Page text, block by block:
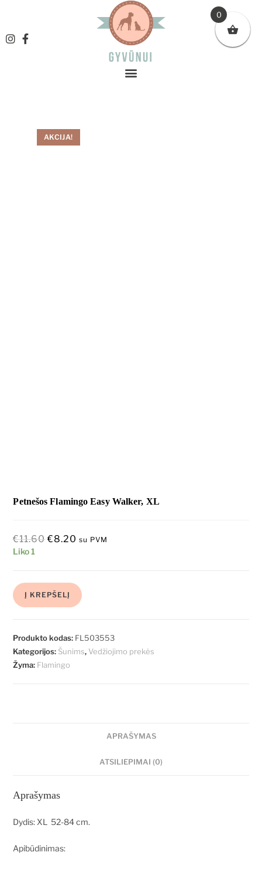
AKCIJA!
Petnešos Flamingo Easy Walker, XL
€11.60 €8.20 su PVM
Liko 1
Į KREPŠELĮ
Produkto kodas: FL503553
Kategorijos: Šunims, Vedžiojimo prekės
Žyma: Flamingo
APRAŠYMAS
ATSILIEPIMAI (0)
Aprašymas
Dydis: XL 52-84 cm.
Apibūdinimas:
0